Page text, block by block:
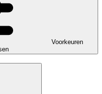
Voorkeuren